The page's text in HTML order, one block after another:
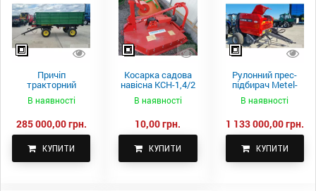
Причіп
тракторний
самоскидний
Spike 2 ПТС-4
В наявності
285 000,00 грн.
КУПИТИ
Косарка садова
навісна КСН-1,4/2
В наявності
10,00 грн.
КУПИТИ
Рулонний прес-
підбирач Metel-
Fach Z 587
В наявності
1 133 000,00 грн.
КУПИТИ